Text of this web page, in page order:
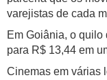
varejistas de cada
Em Goiânia, o
para R$ 13,44 em
Cinemas em várias